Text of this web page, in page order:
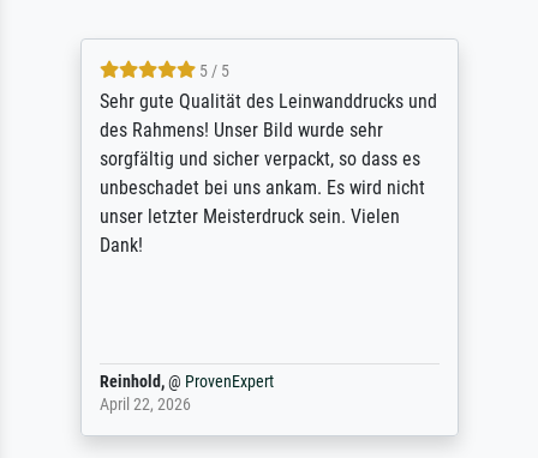
5 / 5
Sehr gute Qualität des Leinwanddrucks und
des Rahmens! Unser Bild wurde sehr
sorgfältig und sicher verpackt, so dass es
unbeschadet bei uns ankam. Es wird nicht
unser letzter Meisterdruck sein. Vielen
Dank!
Reinhold,@ ProvenExpert
April 22, 2026